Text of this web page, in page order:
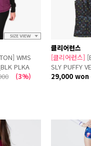
WMS
PLKA
(3%)
클리어런스
[클리어런스]
SLY PUFFY
29,000 won